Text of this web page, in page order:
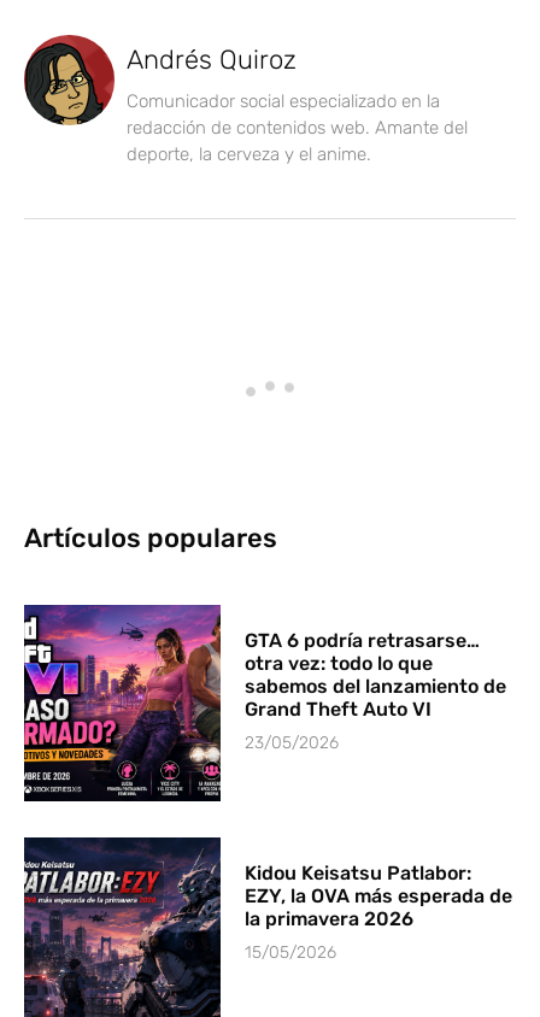
Andrés Quiroz
Comunicador social especializado en la
redacción de contenidos web. Amante del
deporte, la cerveza y el anime.
Artículos populares
GTA 6 podría retrasarse…
otra vez: todo lo que
sabemos del lanzamiento de
Grand Theft Auto VI
23/05/2026
Kidou Keisatsu Patlabor:
EZY, la OVA más esperada de
la primavera 2026
15/05/2026